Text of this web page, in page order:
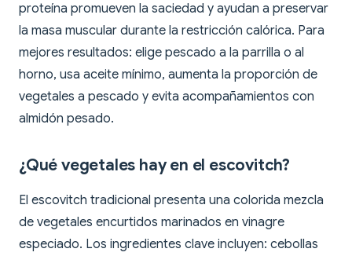
proteína promueven la saciedad y ayudan a preservar
la masa muscular durante la restricción calórica. Para
mejores resultados: elige pescado a la parrilla o al
horno, usa aceite mínimo, aumenta la proporción de
vegetales a pescado y evita acompañamientos con
almidón pesado.
¿Qué vegetales hay en el escovitch?
El escovitch tradicional presenta una colorida mezcla
de vegetales encurtidos marinados en vinagre
especiado. Los ingredientes clave incluyen: cebollas